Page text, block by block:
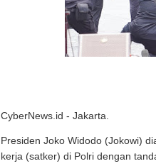
CyberNews.id - Jakarta.
Presiden Joko Widodo (Jokowi)
kerja (satker) di Polri dengan